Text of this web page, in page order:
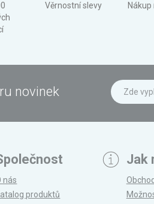
Věrnostní slevy
novinek
nás
produktů
Jak